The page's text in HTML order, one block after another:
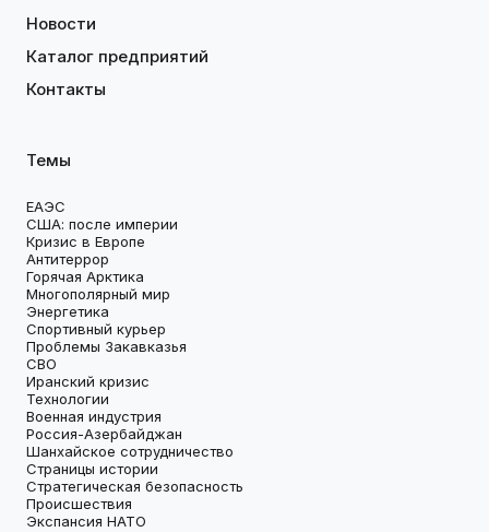
Новости
Каталог предприятий
Контакты
Темы
ЕАЭС
США: после империи
Кризис в Европе
Антитеррор
Горячая Арктика
Многополярный мир
Энергетика
Спортивный курьер
Проблемы Закавказья
СВО
Иранский кризис
Технологии
Военная индустрия
Россия-Азербайджан
Шанхайское сотрудничество
Страницы истории
Стратегическая безопасность
Происшествия
Экспансия НАТО